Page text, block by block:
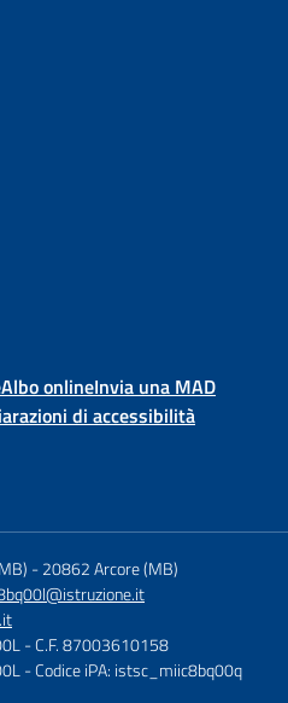
Albo onlineInvia una MAD
di accessibilità
-20862 Arcore (MB)
- C.F. 87003610158
- Codice iPA: istsc_miic8bq00q